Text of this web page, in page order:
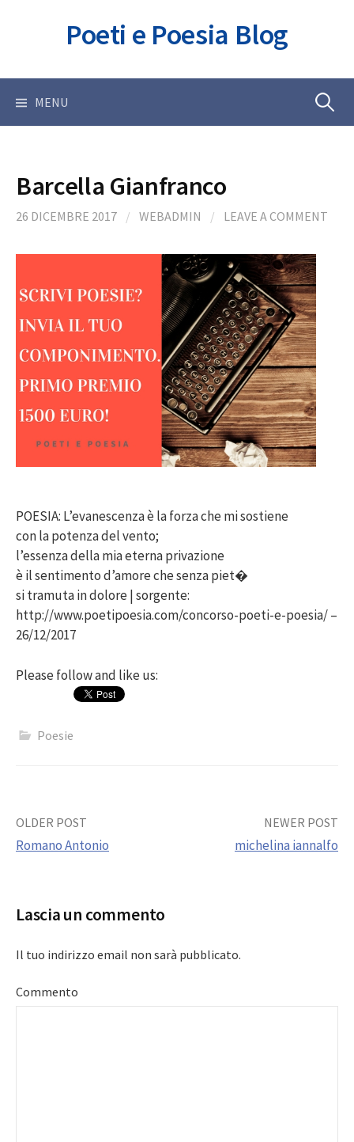
Poeti e Poesia Blog
MENU Ricerca
Barcella Gianfranco
26 DICEMBRE 2017 / WEBADMIN / LEAVE A COMMENT
POESIA: L’evanescenza è la forza che mi sostiene
con la potenza del vento;
l’essenza della mia eterna privazione
è il sentimento d’amore che senza piet�
si tramuta in dolore | sorgente:
http://www.poetipoesia.com/concorso-poeti-e-poesia/ –
26/12/2017
Please follow and like us:
Poesie
Post
OLDER POST
Romano Antonio
NEWER POST
michelina iannalfo
Lascia un commento
Il tuo indirizzo email non sarà pubblicato.
Commento